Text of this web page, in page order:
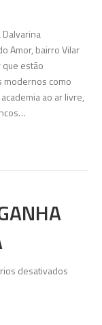
no
do
Amor
Amor, bairro Vilar
que estão
modernos como
ao ar livre,
desativados